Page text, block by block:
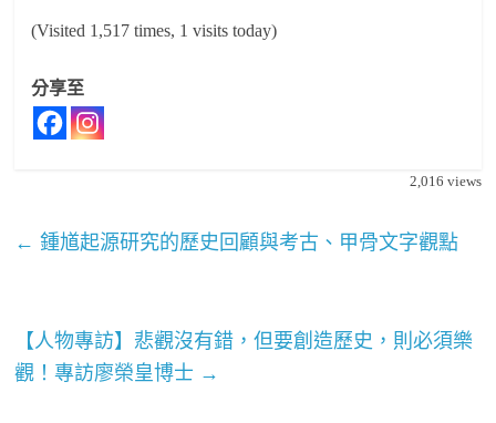
(Visited 1,517 times, 1 visits today)
分享至
2,016 views
← 鍾馗起源研究的歷史回顧與考古、甲骨文字觀點
【人物專訪】悲觀沒有錯，但要創造歷史，則必須樂
觀！專訪廖榮皇博士 →